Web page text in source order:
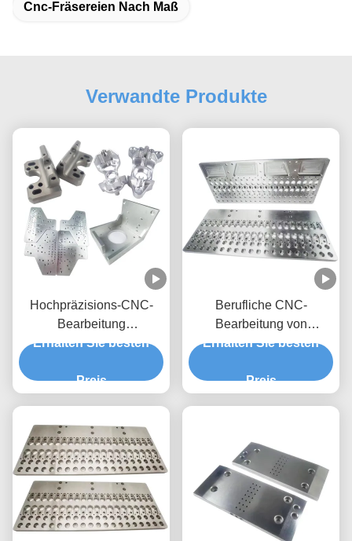
Cnc-Fräsereien Nach Maß
Verwandte Produkte
Hochpräzisions-CNC-
Bearbeitung
Aluminiumteile für jeden
Erhalten Sie besten
Preis
Berufliche CNC-
Bearbeitung von
Aluminiumbauteilen
Erhalten Sie besten
Preis